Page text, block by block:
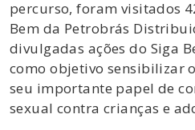
percurso, foram visitados
Bem da Petrobrás
divulgadas ações do Siga
como objetivo sensibilizar
seu importante papel de
sexual contra crianças e